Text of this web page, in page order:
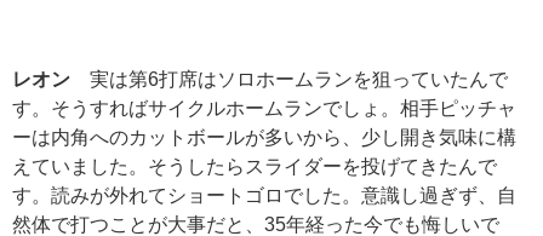
レオン 実は第6打席はソロホームランを狙っていたんで
す。そうすればサイクルホームランでしょ。相手ピッチャ
ーは内角へのカットボールが多いから、少し開き気味に構
えていました。そうしたらスライダーを投げてきたんで
す。読みが外れてショートゴロでした。意識し過ぎず、自
然体で打つことが大事だと、35年経った今でも悔しいで